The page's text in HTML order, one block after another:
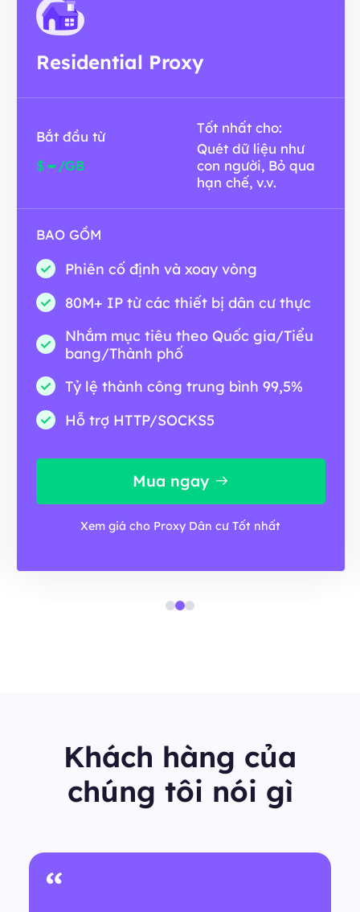
Residential Proxy
Bắt đầu từ
$- /GB
Tốt nhất cho:
Quét dữ liệu như
con người, Bỏ qua
hạn chế, v.v.
BAO GỒM
Phiên cố định và xoay vòng
80M+ IP từ các thiết bị dân cư thực
Nhắm mục tiêu theo Quốc gia/Tiểu
bang/Thành phố
Tỷ lệ thành công trung bình 99,5%
Hỗ trợ HTTP/SOCKS5
Mua ngay
Xem giá cho Proxy Dân cư Tốt nhất
Khách hàng của
chúng tôi nói gì
“